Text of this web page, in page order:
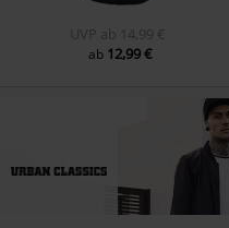
UVP ab 14,99 €
ab 12,99 €